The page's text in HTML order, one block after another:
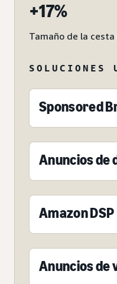
+17%
Tamaño de la
SOLUCIONES
Sponsored
Anuncios de
Amazon DSP
Anuncios de